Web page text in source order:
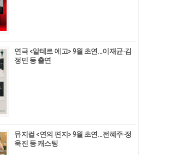
연극 <알테르 에고> 9월 초연…이재균·김
정민 등 출연
뮤지컬 <연의 편지> 9월 초연…전혜주·정
욱진 등 캐스팅